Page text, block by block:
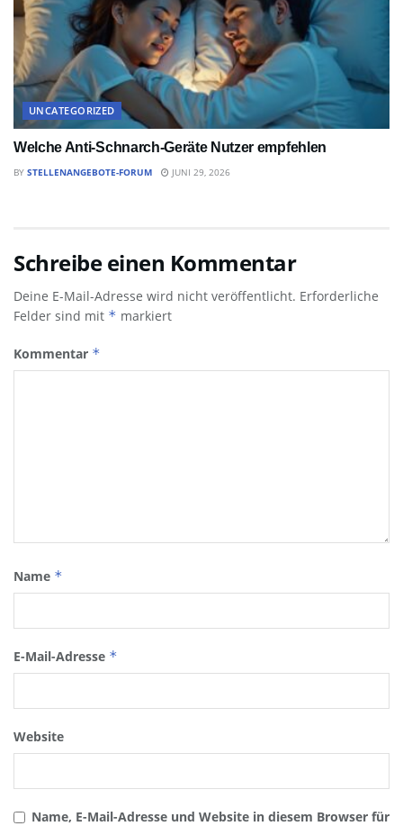
UNCATEGORIZED
Welche Anti-Schnarch-Geräte Nutzer empfehlen
BY STELLENANGEBOTE-FORUM JUNI 29, 2026
Schreibe einen Kommentar
Deine E-Mail-Adresse wird nicht veröffentlicht. Erforderliche
Felder sind mit * markiert
Kommentar *
Name *
E-Mail-Adresse *
Website
Name, E-Mail-Adresse und Website in diesem Browser für